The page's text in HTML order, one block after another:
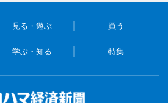
見る・遊ぶ 買う
学ぶ・知る 特集